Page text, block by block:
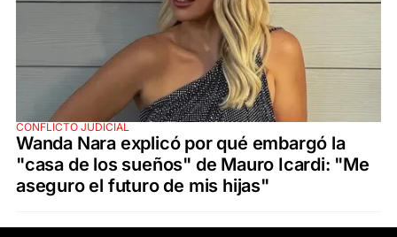
CONFLICTO JUDICIAL
Wanda Nara explicó por qué embargó la
"casa de los sueños" de Mauro Icardi: "Me
aseguro el futuro de mis hijas"